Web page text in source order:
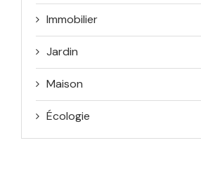
Immobilier
Jardin
Maison
Écologie